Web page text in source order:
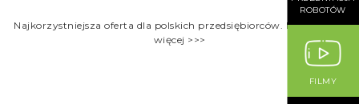
Najkorzystniejsza oferta dla polskich przedsiębiorców. Dowiedz się
więcej >>>
ROBOTÓW
FILMY